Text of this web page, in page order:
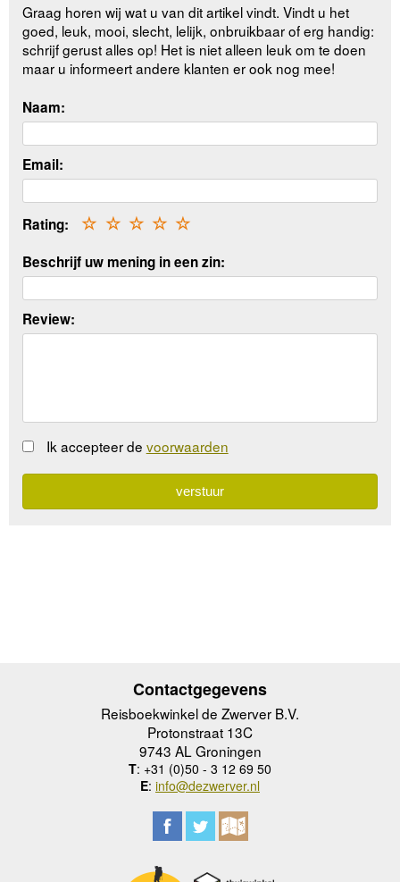
Graag horen wij wat u van dit artikel vindt. Vindt u het
goed, leuk, mooi, slecht, lelijk, onbruikbaar of erg handig:
schrijf gerust alles op! Het is niet alleen leuk om te doen
maar u informeert andere klanten er ook nog mee!
Naam:
Email:
Rating: ☆
☆
☆
☆
☆
Beschrijf uw mening in een zin:
Review:
Ik accepteer de voorwaarden
Contactgegevens
Reisboekwinkel de Zwerver B.V.
Protonstraat 13C
9743 AL Groningen
T: +31 (0)50 - 3 12 69 50
E: info@dezwerver.nl